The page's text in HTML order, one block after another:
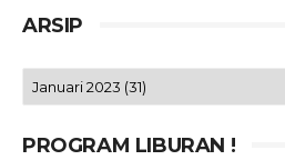
ARSIP
PROGRAM LIBURAN !